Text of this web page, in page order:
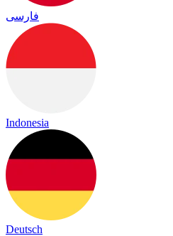
فارسی
Indonesia
Deutsch